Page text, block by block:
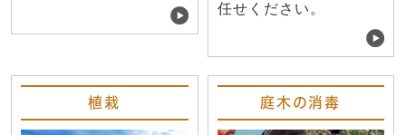
任せください。
植栽 庭木の消毒